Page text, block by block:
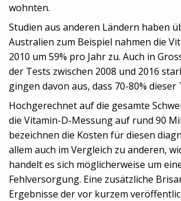
wohnten.
Studien aus anderen Ländern haben
Australien zum Beispiel nahmen die
2010 um 59% pro Jahr zu. Auch in
der Tests zwischen 2008 und 2016
gingen davon aus, dass 70-80%
Hochgerechnet auf die gesamte
die Vitamin-D-Messung auf rund 90
bezeichnen die Kosten für diesen
allem auch im Vergleich zu anderen,
handelt es sich möglicherweise um
Fehlversorgung. Eine zusätzliche
Ergebnisse der vor kurzem